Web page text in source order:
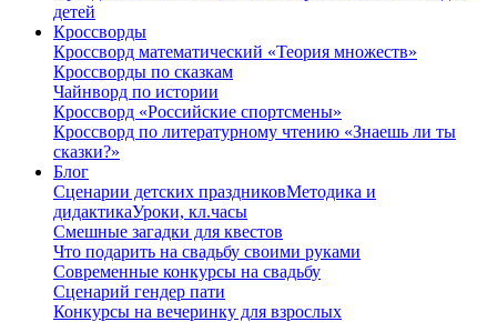
детей
Кроссворды
Кроссворд математический «Теория множеств»
Кроссворды по сказкам
Чайнворд по истории
Кроссворд «Российские спортсмены»
Кроссворд по литературному чтению «Знаешь ли ты
сказки?»
Блог
Сценарии детских праздниковМетодика и
дидактикаУроки, кл.часы
Смешные загадки для квестов
Что подарить на свадьбу своими руками
Современные конкурсы на свадьбу
Сценарий гендер пати
Конкурсы на вечеринку для взрослых